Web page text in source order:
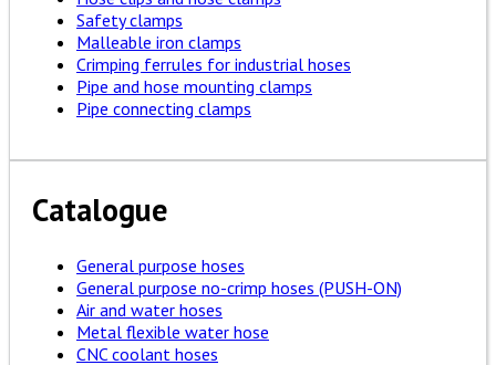
Safety clamps
Malleable iron clamps
Crimping ferrules for industrial hoses
Pipe and hose mounting clamps
Pipe connecting clamps
Catalogue
General purpose hoses
General purpose no-crimp hoses (PUSH-ON)
Air and water hoses
Metal flexible water hose
CNC coolant hoses